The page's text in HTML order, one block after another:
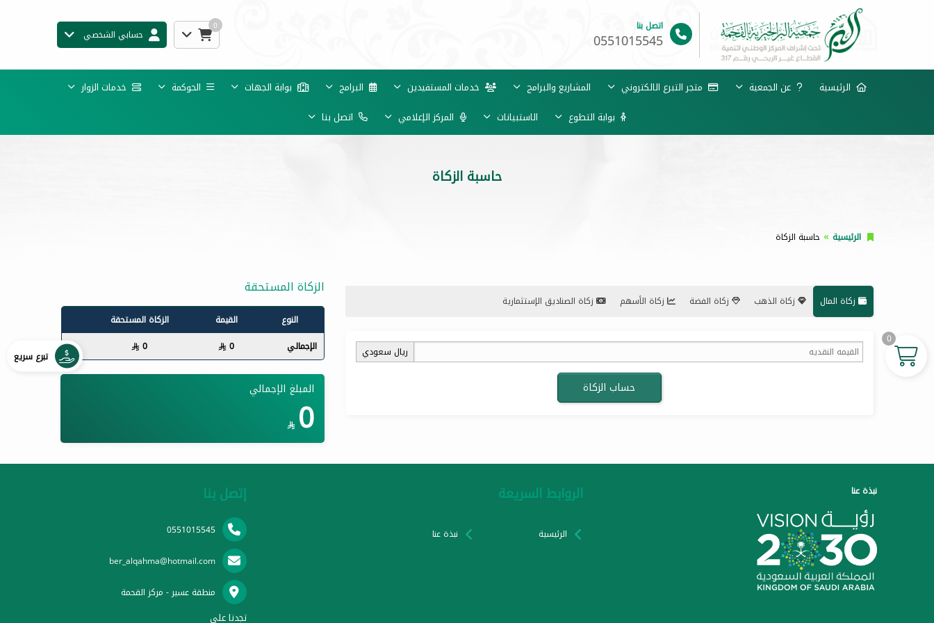
اتصل بنا
0551015545
0
حسابي الشخصي
الرئيسية عن الجمعية متجر التبرع الالكتروني المشاريع والبرامج خدمات المستفيدين البرامج بوابة الجهات الحوكمة
خدمات الزوار
بوابة التطوع
الاستبيانات المركز الإعلامي اتصل بنا
حاسبة الزكاة
الرئيسية حاسبة الزكاة
زكاة المال زكاة الذهب زكاة الفضة زكاة الأسهم زكاة الصناديق الإستثمارية
ريال سعودي
حساب الزكاة
الزكاة المستحقة
النوع القيمة
الزكاة المستحقة
الإجمالي
0
0
المبلغ الإجمالي
0
نبذة عنا الروابط السريعة
الرئيسية نبذة عنا
إتصل بنا
0551015545
ber_alqahma@hotmail.com
منطقة عسير - مركز القحمة
تجدنا على
تبرع سريع
0